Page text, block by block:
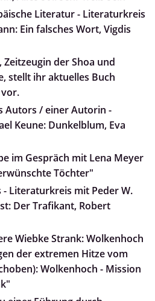
Literatur - Literaturkreis
Ein falsches Wort, Vigdis
Zeitzeugin der Shoa und
stellt ihr aktuelles Buch
Autors / einer Autorin -
Keune: Dunkelblum, Eva
im Gespräch mit Lena Meyer
Töchter"
- Literaturkreis mit Peder W.
Der Trafikant, Robert
Wiebke Strank: Wolkenhoch
der extremen Hitze vom
Wolkenhoch - Mission